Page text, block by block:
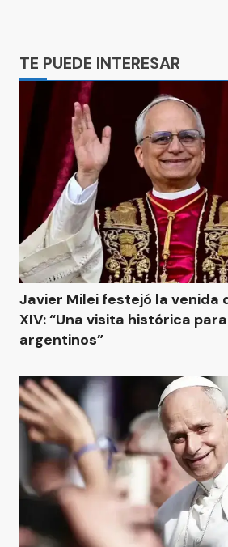
TE PUEDE INTERESAR
Javier Milei festejó la venida
XIV: “Una visita histórica
argentinos”